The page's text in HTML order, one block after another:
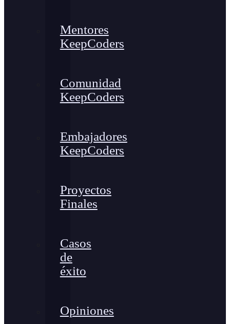
Mentores
KeepCoders
Comunidad
KeepCoders
Embajadores
KeepCoders
Proyectos
Finales
Casos
de
éxito
Opiniones